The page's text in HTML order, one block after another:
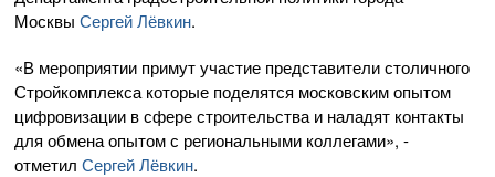
Москвы Сергей Лёвкин.
«В мероприятии примут участие представители столичного
Стройкомплекса которые поделятся московским опытом
цифровизации в сфере строительства и наладят контакты
для обмена опытом с региональными коллегами», -
отметил Сергей Лёвкин.